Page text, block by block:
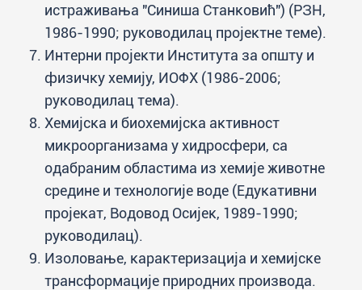
истраживања "Синиша Станковић") (РЗН,
1986-1990; руководилац пројектне теме).
Интерни пројекти Института за општу и
физичку хемију, ИОФХ (1986-2006;
руководилац тема).
Хемијска и биохемијска активност
микроорганизама у хидросфери, са
одабраним областима из хемије животне
средине и технологије воде (Едукативни
пројекат, Водовод Осијек, 1989-1990;
руководилац).
Изоловање, карактеризација и хемијске
трансформације природних производа.